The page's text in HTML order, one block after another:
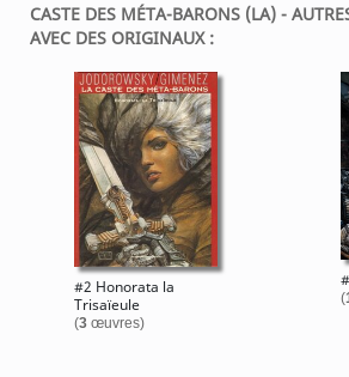
CASTE DES MÉTA-BARONS (LA) -
AVEC DES ORIGINAUX :
#2 Honorata la
Trisaïeule
(3œuvres)
(